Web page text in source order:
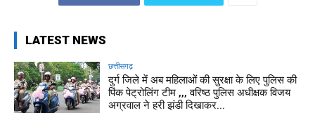
LATEST NEWS
छत्तीसगढ़
दुर्ग जिले में अब महिलाओं की सुरक्षा के लिए पुलिस की
पिंक पेट्रोलिंग टीम ,,, वरिष्ठ पुलिस अधीक्षक विजय
अग्रवाल ने हरी झंडी दिखाकर...